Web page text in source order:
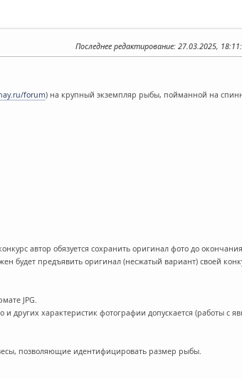
Последнее редактирование: 27.03.2025,
forum) на крупный экземпляр рыбы, пойманной на
автор обязуется сохранить оригинал фото до
будет предъявить оригинал (несжатый вариант) своей
JPG.
других характеристик фотографии допускается (работы с
позволяющие идентифицировать размер рыбы.